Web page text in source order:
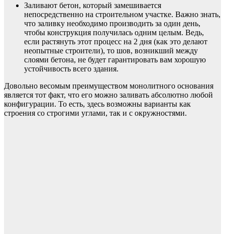
Заливают бетон, который замешивается
непосредственно на строительном участке. Важно знать,
что заливку необходимо производить за один день,
чтобы конструкция получилась одним целым. Ведь,
если растянуть этот процесс на 2 дня (как это делают
неопытные строители), то шов, возникший между
слоями бетона, не будет гарантировать вам хорошую
устойчивость всего здания.
Довольно весомым преимуществом монолитного основания
является тот факт, что его можно заливать абсолютно любой
конфигурации. То есть, здесь возможны варианты как
строения со строгими углами, так и с окружностями.